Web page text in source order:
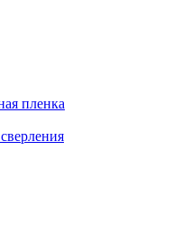
пленка